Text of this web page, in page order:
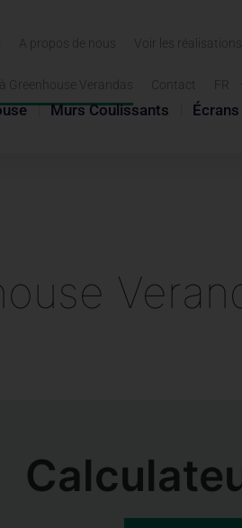
A propos de nous Voir les réalisations
Greenhouse Verandas Contact FR
Murs Coulissants Écrans